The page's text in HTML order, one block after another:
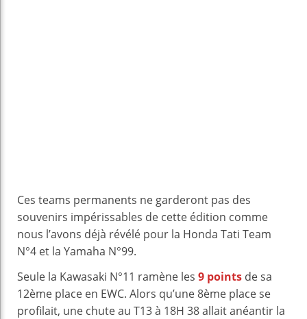
Ces teams permanents ne garderont pas des
souvenirs impérissables de cette édition comme
nous l’avons déjà révélé pour la Honda Tati Team
N°4 et la Yamaha N°99.
Seule la Kawasaki N°11 ramène les 9 points de sa
12ème place en EWC. Alors qu’une 8ème place se
profilait, une chute au T13 à 18H 38 allait anéantir la